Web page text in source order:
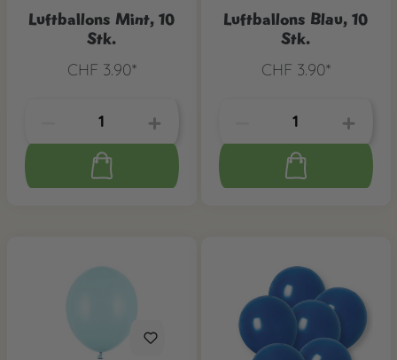
Luftballons Mint, 10
Stk.
CHF 3.90*
Luftballons Blau, 10
Stk.
CHF 3.90*